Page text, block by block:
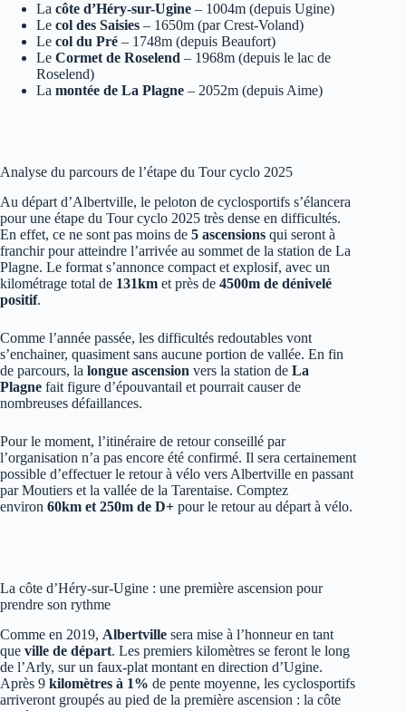
La côte d’Héry-sur-Ugine – 1004m (depuis Ugine)
Le col des Saisies – 1650m (par Crest-Voland)
Le col du Pré – 1748m (depuis Beaufort)
Le Cormet de Roselend – 1968m (depuis le lac de
Roselend)
La montée de La Plagne – 2052m (depuis Aime)
Analyse du parcours de l’étape du Tour cyclo 2025
Au départ d’Albertville, le peloton de cyclosportifs s’élancera
pour une étape du Tour cyclo 2025 très dense en difficultés.
En effet, ce ne sont pas moins de 5 ascensions qui seront à
franchir pour atteindre l’arrivée au sommet de la station de La
Plagne. Le format s’annonce compact et explosif, avec un
kilométrage total de 131km et près de 4500m de dénivelé
positif.
Comme l’année passée, les difficultés redoutables vont
s’enchainer, quasiment sans aucune portion de vallée. En fin
de parcours, la longue ascension vers la station de La
Plagne fait figure d’épouvantail et pourrait causer de
nombreuses défaillances.
Pour le moment, l’itinéraire de retour conseillé par
l’organisation n’a pas encore été confirmé. Il sera certainement
possible d’effectuer le retour à vélo vers Albertville en passant
par Moutiers et la vallée de la Tarentaise. Comptez
environ 60km et 250m de D+ pour le retour au départ à vélo.
La côte d’Héry-sur-Ugine : une première ascension pour
prendre son rythme
Comme en 2019, Albertville sera mise à l’honneur en tant
que ville de départ. Les premiers kilomètres se feront le long
de l’Arly, sur un faux-plat montant en direction d’Ugine.
Après 9 kilomètres à 1% de pente moyenne, les cyclosportifs
arriveront groupés au pied de la première ascension : la côte